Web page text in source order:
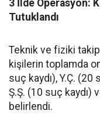
3 İlde Operasyon:
Tutuklandı
Teknik ve fiziki
kişilerin toplamda
suç kaydı), Y.Ç. (20
Ş.Ş. (10 suç kaydı)
belirlendi.